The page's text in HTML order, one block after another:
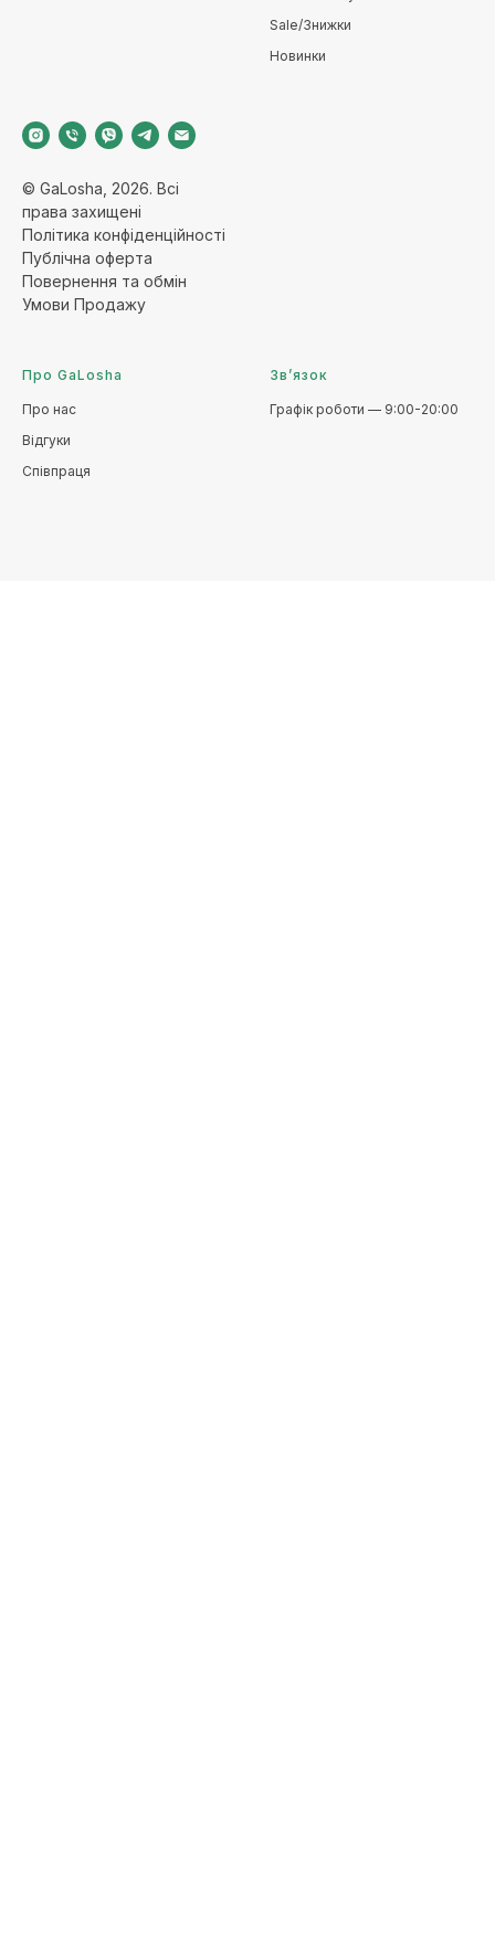
© GaLosha, 2026. Всі
права захищені
Політика конфіденційності
Публічна оферта
Повернення та обмін
Умови Продажу
Sale/Знижки
Новинки
Про GaLosha
Про нас
Відгуки
Співпраця
Зв’язок
Графік роботи — 9:00-20:00